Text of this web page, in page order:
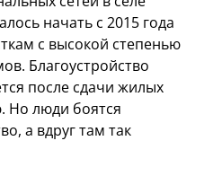
начать с 2015 года
с высокой степенью
Благоустройство
после сдачи жилых
Но люди боятся
а вдруг там так